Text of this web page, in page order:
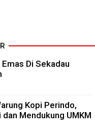
Di Sekadau
Kopi Perindo,
Mendukung UMKM